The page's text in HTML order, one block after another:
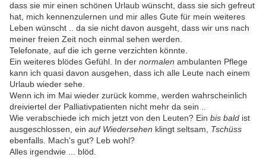
dass sie mir einen schönen Urlaub wünscht, dass sie sich gefreut
hat, mich kennenzulernen und mir alles Gute für mein weiteres
Leben wünscht .. da sie nicht davon ausgeht, dass wir uns nach
meiner freien Zeit noch einmal sehen werden.
Telefonate, auf die ich gerne verzichten könnte.
Ein weiteres blödes Gefühl. In der normalen ambulanten Pflege
kann ich quasi davon ausgehen, dass ich alle Leute nach einem
Urlaub wieder sehe.
Wenn ich im Mai wieder zurück komme, werden wahrscheinlich
dreiviertel der Palliativpatienten nicht mehr da sein ..
Wie verabschiede ich mich jetzt von den Leuten? Ein bis bald ist
ausgeschlossen, ein auf Wiedersehen klingt seltsam, Tschüss
ebenfalls. Mach's gut? Leb wohl?
Alles irgendwie ... blöd.